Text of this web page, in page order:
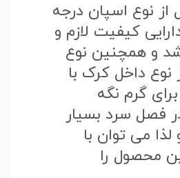
نوع اسپان درجه
کیفیت لازم و
و همچنین نوع
نوع داخل کرک با
گرم نگه
فصل سرد بسیار
می توان با
محصول را